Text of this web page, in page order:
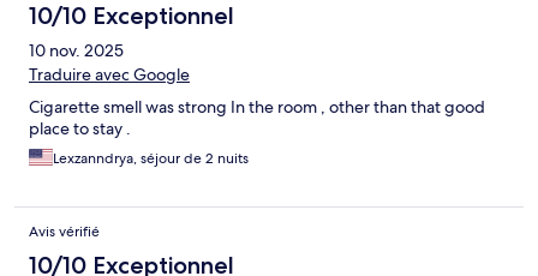
10/10 Exceptionnel
10 nov. 2025
Traduire avec Google
Cigarette smell was strong In the room , other than that good
place to stay .
Lexzanndrya, séjour de 2 nuits
Avis vérifié
10/10 Exceptionnel